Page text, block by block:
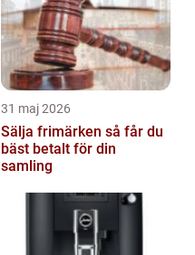
31 maj 2026
Sälja frimärken så får du
bäst betalt för din
samling